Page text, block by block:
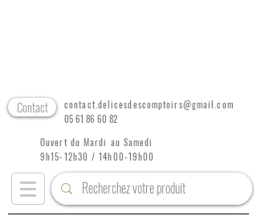
Contact
contact.delicesdescomptoirs@gmail.com
05 61 86 60 82
Ouvert du Mardi au Samedi
9h15-12h30 / 14h00-19h00